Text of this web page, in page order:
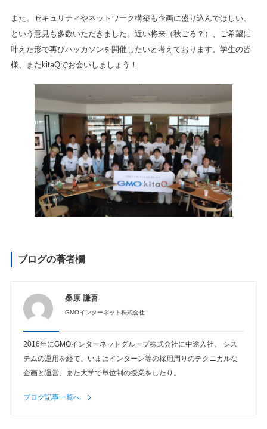
また、セキュリティやネットワーク構築も企画に盛り込んでほしい、
という意見も多数いただきました。近い将来（秋ごろ？）、ご希望に
叶えた形で再びハッカソンを開催したいと考えております。学生の皆
様、またkitaQでお会いしましょう！
ブログの著者欄
桑原 謙吾
GMOインターネット株式会社
2016年にGMOインターネットグループ株式会社に中途入社。 シス
テムの運用を経て、いまはインターン等の採用周りのテクニカルな
企画と運営、また大学で単位制の授業をしたり。
ブログ記事一覧へ